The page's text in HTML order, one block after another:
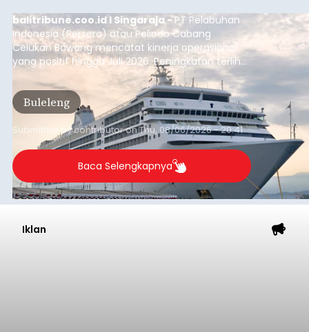
balitribune.coo.id I Singaraja -PT Pelabuhan
Indonesia (Persero) atau Pelindo Cabang
Celukan Bawang mencatat kinerja operasional
yang positif hingga Juli 2026. Peningkatan terlihat
dari arus kapal yang mencapai 1,48 juta Gross
Tonnage (GT), atau tumbuh 12,4 persen
dibandingkan periode yang sama tahun lalu
yang tercatat sebesar 1,32 juta GT.
Buleleng
Submitted bycontributoronThu, 08/06/2026 - 20:41
Baca Selengkapnya
Iklan